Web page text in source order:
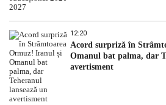
12:20
Acord surpriză în
Omanul bat palma, dar
avertisment